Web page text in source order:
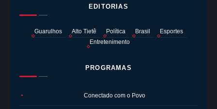
EDITORIAS
Guarulhos Alto Tietê Política Brasil
Esportes
Entretenimento
PROGRAMAS
● Conectado com o Povo